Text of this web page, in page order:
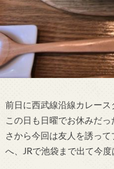
前日に西武線沿線カレー
この日も日曜でお休みだ
さから今回は友人を誘っ
へ、JRで池袋まで出て今